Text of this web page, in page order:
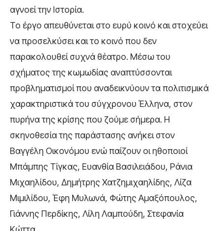
αγνοεί την Ιστορία.
Το έργο απευθύνεται στο ευρύ κοινό και στοχεύει
να προσελκύσει και το κοινό που δεν
παρακολουθεί συχνά θέατρο. Μέσω του
σχήματος της κωμωδίας αναπτύσσονται
προβληματισμοί που αναδεικνύουν τα πολιτισμικά
χαρακτηριστικά του σύγχρονου Έλληνα, στον
πυρήνα της κρίσης που ζούμε σήμερα. Η
σκηνοθεσία της παράστασης ανήκει στον
Βαγγέλη Οικονόμου ενώ παίζουν οι ηθοποιοί
Μπάμπης Τίγκας, Ευανθία Βασιλειάδου, Ράνια
Μιχαηλίδου, Δημήτρης Χατζημιχαηλίδης, Λίζα
Μιμιλίδου, Έφη Μυλωνά, Φώτης Αμαξόπουλος,
Γιάννης Περδίκης, Λίλη Λαμπούδη, Στεφανία